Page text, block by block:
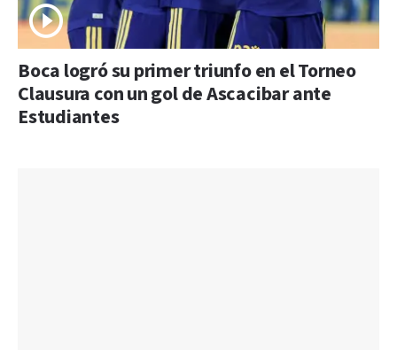
Boca logró su primer triunfo en el Torneo
Clausura con un gol de Ascacibar ante
Estudiantes